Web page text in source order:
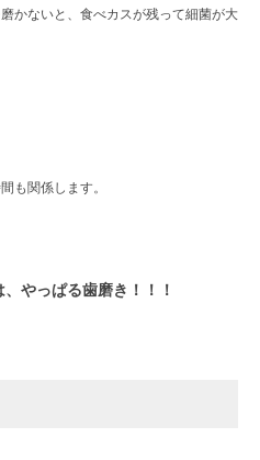
かないと、食べカスが残って細菌が大
も関係します。
やっぱる歯磨き！！！